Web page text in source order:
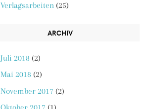
Verlagsarbeiten (25)
ARCHIV
Juli 2018 (2)
Mai 2018 (2)
November 2017 (2)